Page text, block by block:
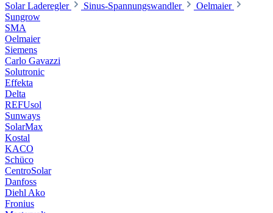
Solar Laderegler
Sinus-Spannungswandler
Oelmaier
Sungrow
SMA
Oelmaier
Siemens
Carlo Gavazzi
Solutronic
Effekta
Delta
REFUsol
Sunways
SolarMax
Kostal
KACO
Schüco
CentroSolar
Danfoss
Diehl Ako
Fronius